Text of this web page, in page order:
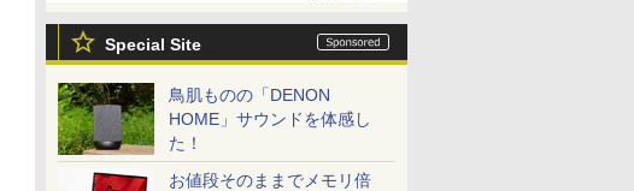
Special Site
鳥肌ものの「DENON
HOME」サウンドを体感し
た！
お値段そのままでメモリ倍